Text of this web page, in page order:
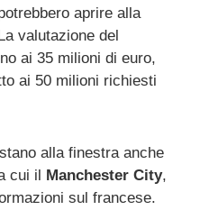
aprire alla
valutazione del
ai 35 milioni di euro,
ai 50 milioni richiesti
alla finestra anche
cui il Manchester City,
sul francese.